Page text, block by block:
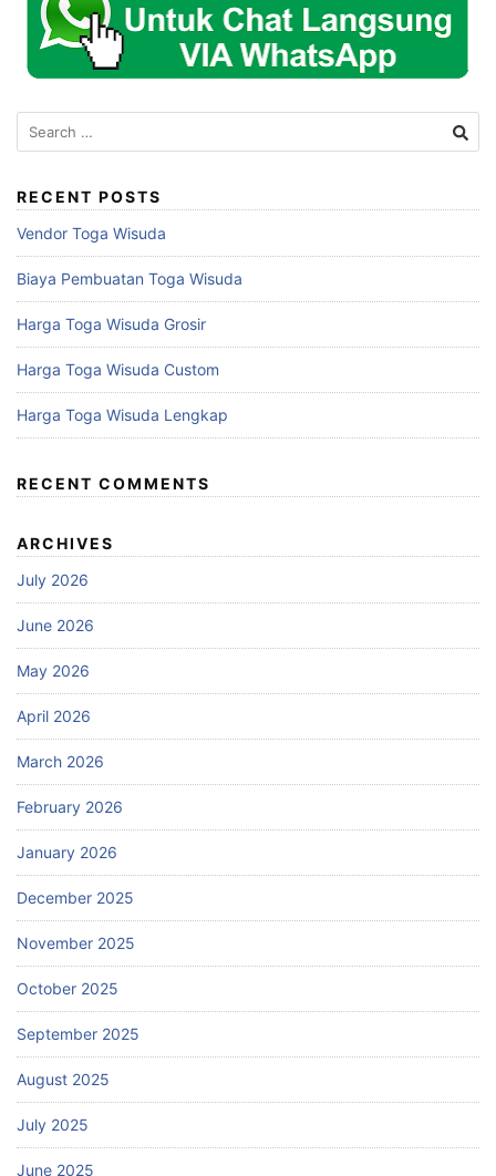
Search
for:
RECENT POSTS
Vendor Toga Wisuda
Biaya Pembuatan Toga Wisuda
Harga Toga Wisuda Grosir
Harga Toga Wisuda Custom
Harga Toga Wisuda Lengkap
RECENT COMMENTS
ARCHIVES
July 2026
June 2026
May 2026
April 2026
March 2026
February 2026
January 2026
December 2025
November 2025
October 2025
September 2025
August 2025
July 2025
June 2025